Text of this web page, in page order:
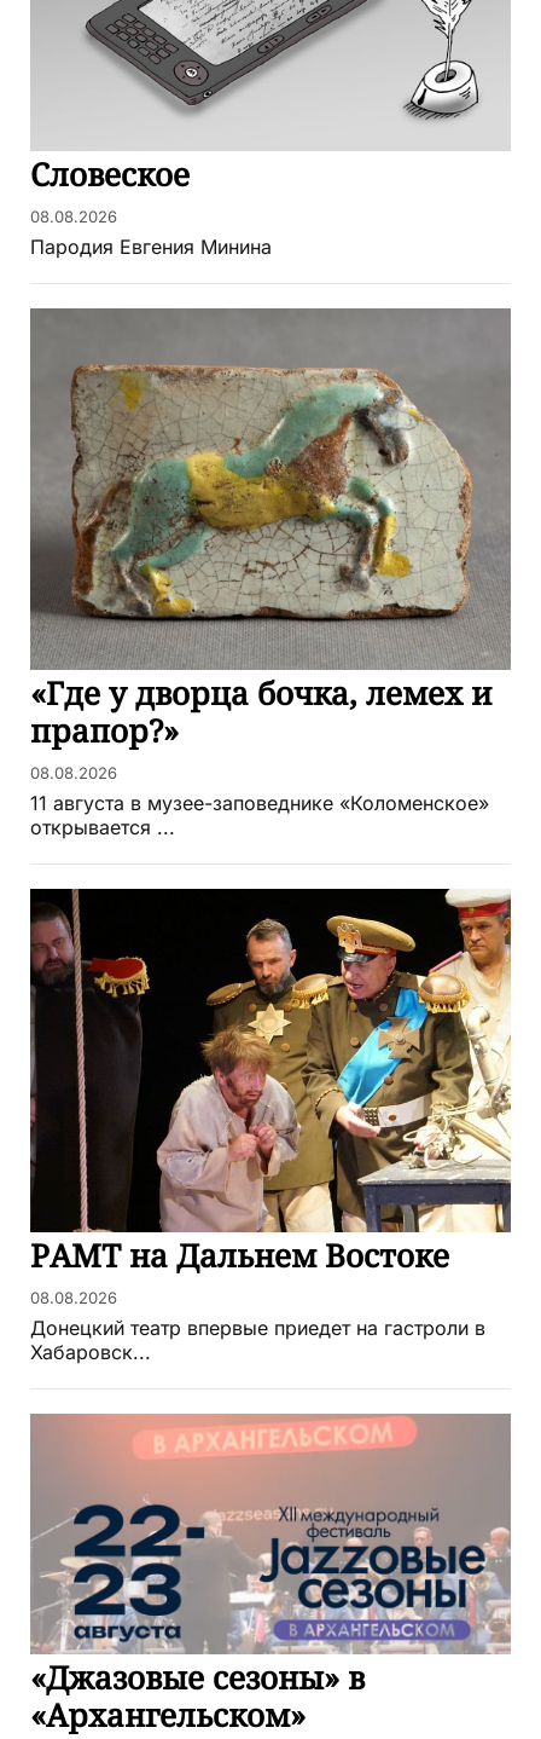
Словеское
08.08.2026
Пародия Евгения Минина
«Где у дворца бочка, лемех и
прапор?»
08.08.2026
11 августа в музее-заповеднике «Коломенское»
открывается ...
РАМТ на Дальнем Востоке
08.08.2026
Донецкий театр впервые приедет на гастроли в
Хабаровск...
«Джазовые сезоны» в
«Архангельском»